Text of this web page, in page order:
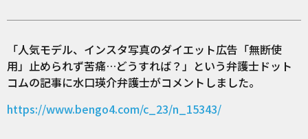
「人気モデル、インスタ写真のダイエット広告「無断使
用」止められず苦痛…どうすれば？」という弁護士ドット
コムの記事に水口瑛介弁護士がコメントしました。
https://www.bengo4.com/c_23/n_15343/